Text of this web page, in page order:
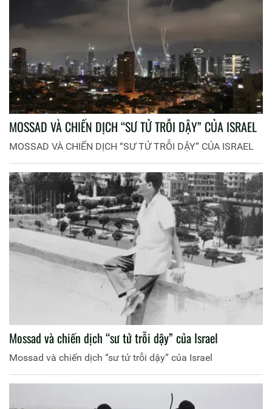
MOSSAD VÀ CHIẾN DỊCH “SƯ TỬ TRỖI DẬY” CỦA ISRAEL
MOSSAD VÀ CHIẾN DỊCH “SƯ TỬ TRỖI DẬY” CỦA ISRAEL
Mossad và chiến dịch “sư tử trỗi dậy” của Israel
Mossad và chiến dịch “sư tử trỗi dậy” của Israel